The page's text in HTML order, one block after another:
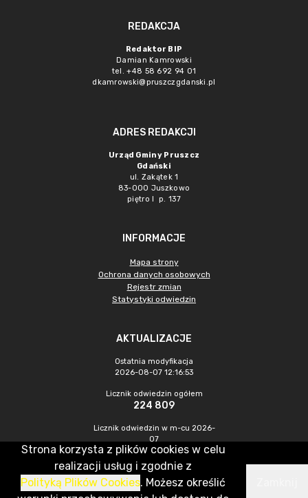
REDAKCJA
Redaktor BIP
Damian Kamrowski
tel. +48 58 692 94 01
dkamrowski@pruszczgdanski.pl
ADRES REDAKCJI
Urząd Gminy Pruszcz
Gdański
ul. Zakątek 1
83-000 Juszkowo
piętro I p. 137
INFORMACJE
Mapa strony
Ochrona danych osobowych
Rejestr zmian
Statystyki odwiedzin
AKTUALIZACJE
Ostatnia modyfikacja
2026-08-07 12:16:53
Licznik odwiedzin ogółem
224 809
Licznik odwiedzin w m-cu 2026-
07
962
CMS & Hosting: Nefeni Sp. z o.o.
Strona korzysta z plików cookies w celu
realizacji usług i zgodnie z
Polityką Plików Cookies. Możesz określić